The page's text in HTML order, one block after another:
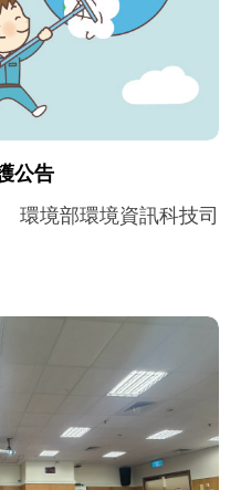
公告
環境部環境資訊科技司